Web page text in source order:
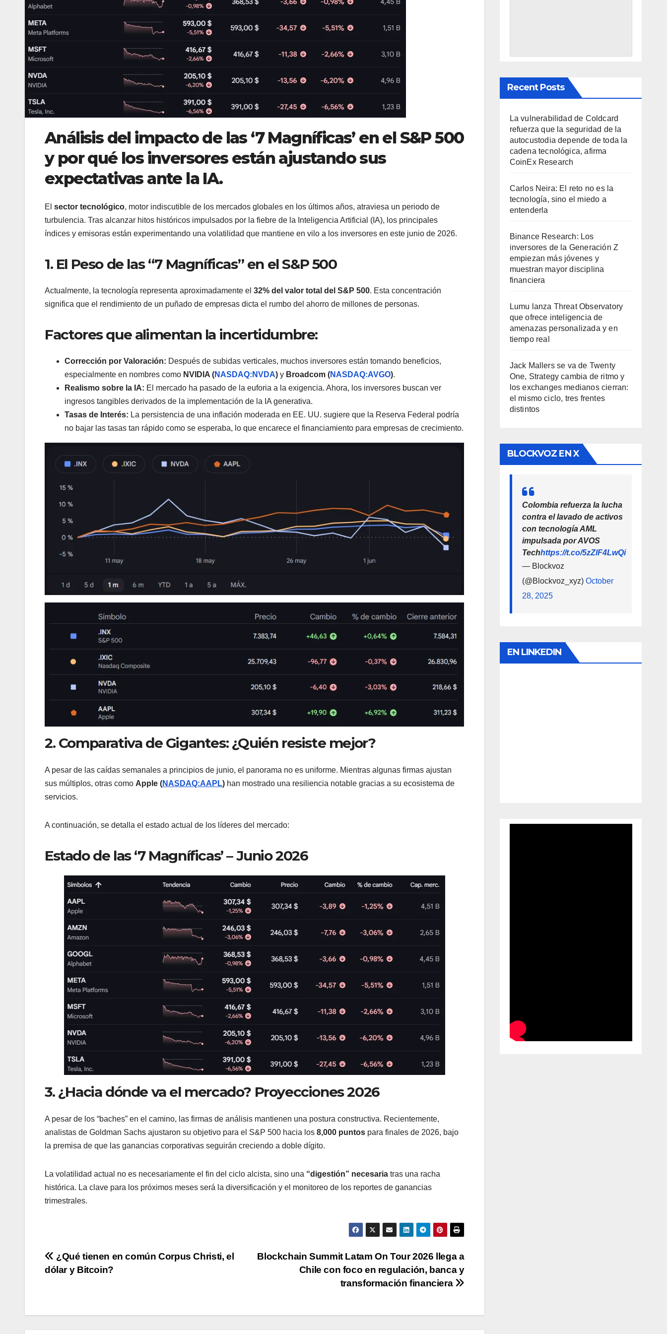
Análisis del impacto de las ‘7 Magníficas’ en el S&P 500
y por qué los inversores están ajustando sus
expectativas ante la IA.
El sector tecnológico, motor indiscutible de los mercados globales en los últimos años, atraviesa un periodo de
turbulencia. Tras alcanzar hitos históricos impulsados por la fiebre de la Inteligencia Artificial (IA), los principales
índices y emisoras están experimentando una volatilidad que mantiene en vilo a los inversores en este junio de 2026.
1. El Peso de las “7 Magníficas” en el S&P 500
Actualmente, la tecnología representa aproximadamente el 32% del valor total del S&P 500. Esta concentración
significa que el rendimiento de un puñado de empresas dicta el rumbo del ahorro de millones de personas.
Factores que alimentan la incertidumbre:
Corrección por Valoración: Después de subidas verticales, muchos inversores están tomando beneficios,
especialmente en nombres como NVIDIA (NASDAQ:NVDA) y Broadcom (NASDAQ:AVGO).
Realismo sobre la IA: El mercado ha pasado de la euforia a la exigencia. Ahora, los inversores buscan ver
ingresos tangibles derivados de la implementación de la IA generativa.
Tasas de Interés: La persistencia de una inflación moderada en EE. UU. sugiere que la Reserva Federal podría
no bajar las tasas tan rápido como se esperaba, lo que encarece el financiamiento para empresas de crecimiento.
2. Comparativa de Gigantes: ¿Quién resiste mejor?
A pesar de las caídas semanales a principios de junio, el panorama no es uniforme. Mientras algunas firmas ajustan
sus múltiplos, otras como Apple (NASDAQ:AAPL) han mostrado una resiliencia notable gracias a su ecosistema de
servicios.
A continuación, se detalla el estado actual de los líderes del mercado:
Estado de las ‘7 Magníficas’ – Junio 2026
3. ¿Hacia dónde va el mercado? Proyecciones 2026
A pesar de los “baches” en el camino, las firmas de análisis mantienen una postura constructiva. Recientemente,
analistas de Goldman Sachs ajustaron su objetivo para el S&P 500 hacia los 8,000 puntos para finales de 2026, bajo
la premisa de que las ganancias corporativas seguirán creciendo a doble dígito.
La volatilidad actual no es necesariamente el fin del ciclo alcista, sino una “digestión” necesaria tras una racha
histórica. La clave para los próximos meses será la diversificación y el monitoreo de los reportes de ganancias
trimestrales.
Navegación
Blockchain Summit Latam On Tour 2026 llega a
Chile con foco en regulación, banca y
transformación financiera
¿Qué tienen en común Corpus Christi, el
dólar y Bitcoin?
Recent Posts
La vulnerabilidad de Coldcard
refuerza que la seguridad de la
autocustodia depende de toda la
cadena tecnológica, afirma
CoinEx Research
Carlos Neira: El reto no es la
tecnología, sino el miedo a
entenderla
Binance Research: Los
inversores de la Generación Z
empiezan más jóvenes y
muestran mayor disciplina
financiera
Lumu lanza Threat Observatory
que ofrece inteligencia de
amenazas personalizada y en
tiempo real
Jack Mallers se va de Twenty
One, Strategy cambia de ritmo y
los exchanges medianos cierran:
el mismo ciclo, tres frentes
distintos
BLOCKVOZ EN X
Colombia refuerza la lucha
contra el lavado de activos
con tecnología AML
impulsada por AVOS
Techhttps://t.co/5zZlF4LwQi
— Blockvoz
(@Blockvoz_xyz) October
28, 2025
EN LINKEDIN